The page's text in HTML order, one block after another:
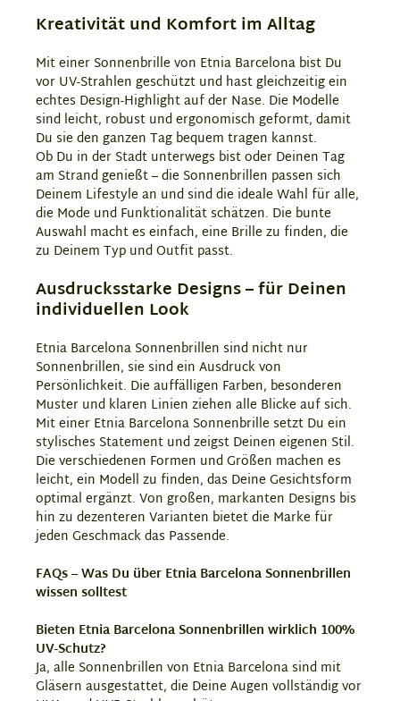
Kreativität und Komfort im Alltag
Mit einer Sonnenbrille von Etnia Barcelona bist Du
vor UV-Strahlen geschützt und hast gleichzeitig ein
echtes Design-Highlight auf der Nase. Die Modelle
sind leicht, robust und ergonomisch geformt, damit
Du sie den ganzen Tag bequem tragen kannst.
Ob Du in der Stadt unterwegs bist oder Deinen Tag
am Strand genießt – die Sonnenbrillen passen sich
Deinem Lifestyle an und sind die ideale Wahl für alle,
die Mode und Funktionalität schätzen. Die bunte
Auswahl macht es einfach, eine Brille zu finden, die
zu Deinem Typ und Outfit passt.
Ausdrucksstarke Designs – für Deinen
individuellen Look
Etnia Barcelona Sonnenbrillen sind nicht nur
Sonnenbrillen, sie sind ein Ausdruck von
Persönlichkeit. Die auffälligen Farben, besonderen
Muster und klaren Linien ziehen alle Blicke auf sich.
Mit einer Etnia Barcelona Sonnenbrille setzt Du ein
stylisches Statement und zeigst Deinen eigenen Stil.
Die verschiedenen Formen und Größen machen es
leicht, ein Modell zu finden, das Deine Gesichtsform
optimal ergänzt. Von großen, markanten Designs bis
hin zu dezenteren Varianten bietet die Marke für
jeden Geschmack das Passende.
FAQs – Was Du über Etnia Barcelona Sonnenbrillen
wissen solltest
Bieten Etnia Barcelona Sonnenbrillen wirklich 100%
UV-Schutz?
Ja, alle Sonnenbrillen von Etnia Barcelona sind mit
Gläsern ausgestattet, die Deine Augen vollständig vor